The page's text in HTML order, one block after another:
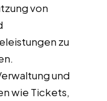
von
zu
und
wie Tickets,